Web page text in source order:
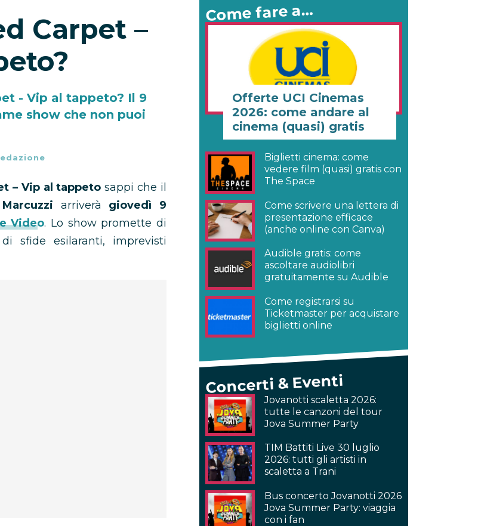
Carpet –
- Vip al tappeto? Il 9
show che non puoi
– Vip al tappeto sappi che il
arriverà giovedì 9
Video. Lo show promette di
sfide esilaranti, imprevisti
Come fare a…
Offerte UCI Cinemas
2026: come andare al
cinema (quasi) gratis
Biglietti cinema: come
vedere film (quasi) gratis con
The Space
Come scrivere una lettera di
presentazione efficace
(anche online con Canva)
Audible gratis: come
ascoltare audiolibri
gratuitamente su Audible
Come registrarsi su
Ticketmaster per acquistare
biglietti online
Concerti & Eventi
Jovanotti scaletta 2026:
tutte le canzoni del tour
Jova Summer Party
TIM Battiti Live 30 luglio
2026: tutti gli artisti in
scaletta a Trani
Bus concerto Jovanotti 2026
Jova Summer Party: viaggia
con i fan